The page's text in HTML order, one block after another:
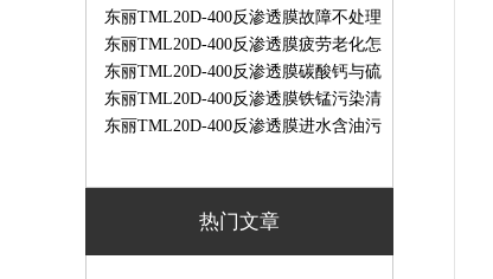
哪些可自修、哪些必须返厂维修
东丽TML20D-400反渗透膜故障不处理
会有哪些后果？膜污堵/氧化/渗漏长期
运行危害
东丽TML20D-400反渗透膜疲劳老化怎
么判断？更换标准与实操检测方法
东丽TML20D-400反渗透膜碳酸钙与硫
酸钙结垢区别、成因及清洗方案
东丽TML20D-400反渗透膜铁锰污染清
洗去除方案｜实操步骤
东丽TML20D-400反渗透膜进水含油污
热门文章